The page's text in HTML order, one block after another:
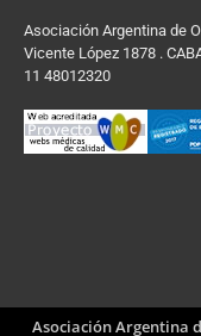
Asociación Argentina de
Vicente López 1878 .
11 48012320
Asociación Argentina